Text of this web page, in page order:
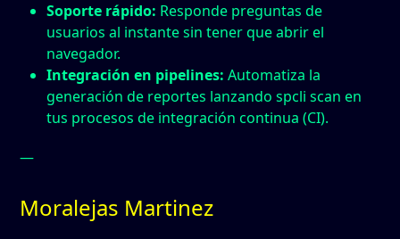
Soporte rápido: Responde preguntas de
usuarios al instante sin tener que abrir el
navegador.
Integración en pipelines: Automatiza la
generación de reportes lanzandospcli scan en
tus procesos de integración continua (CI).
—
Moralejas Martinez